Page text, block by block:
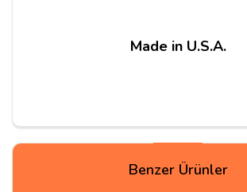
Made in U.S.A.
Benzer Ürünler